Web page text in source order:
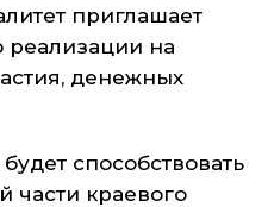
приглашает
реализации на
денежных
способствовать
части краевого